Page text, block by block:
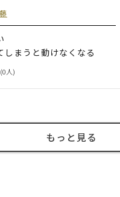
しまうと動けなくなる
0人)
もっと見る